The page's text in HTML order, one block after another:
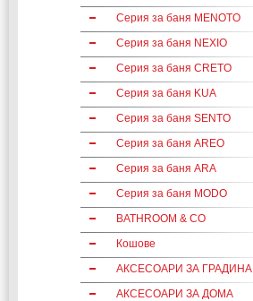
Серия за баня MENOTO
Серия за баня NEXIO
Серия за баня CRETO
Серия за баня KUA
Серия за баня SENTO
Серия за баня AREO
Серия за баня ARA
Серия за баня MODO
BATHROOM & CO
Кошове
АКСЕСОАРИ ЗА ГРАДИНА
АКСЕСОАРИ ЗА ДОМА